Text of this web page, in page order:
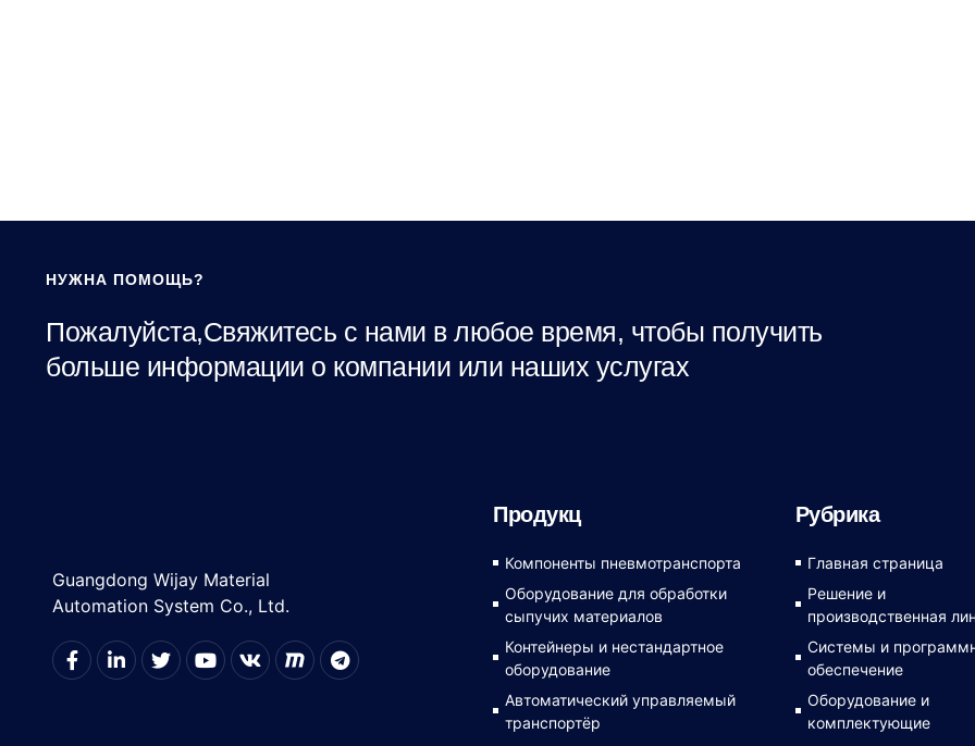
НУЖНА ПОМОЩЬ?
Пожалуйста,Свяжитесь с нами в любое время, чтобы получить
больше информации о компании или наших услугах
Guangdong Wijay Material
Automation System Co., Ltd.
Продукц
Компоненты пневмотранспорта
Оборудование для обработки
сыпучих материалов
Контейнеры и нестандартное
оборудование
Автоматический управляемый
транспортёр
Рубрика
Главная страница
Решение и
производственная
Системы и
обеспечение
Оборудование и
комплектующие